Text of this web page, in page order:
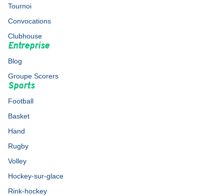
Tournoi
Convocations
Clubhouse
Entreprise
Blog
Groupe Scorers
Sports
Football
Basket
Hand
Rugby
Volley
Hockey-sur-glace
Rink-hockey